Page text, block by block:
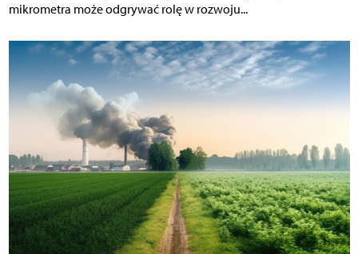
mikrometra może odgrywać rolę w rozwoju...